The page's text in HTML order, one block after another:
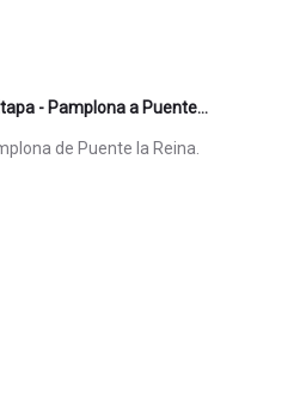
- Pamplona a Puente…
de Puente la Reina.